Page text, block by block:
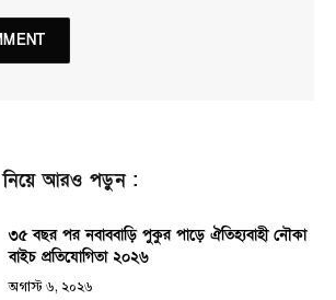
আরও পড়ুন :
৩৫ বছর পর নবাববাড়ি পুকুর পাড়ে ঐতিহ্যবাহী নৌকা
বাইচ প্রতিযোগিতা ২০২৬
অগাস্ট ৬, ২০২৬